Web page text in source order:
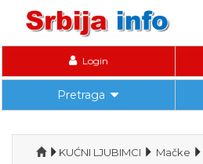
Login
Pretraga
KUĆNI LJUBIMCI Mačke